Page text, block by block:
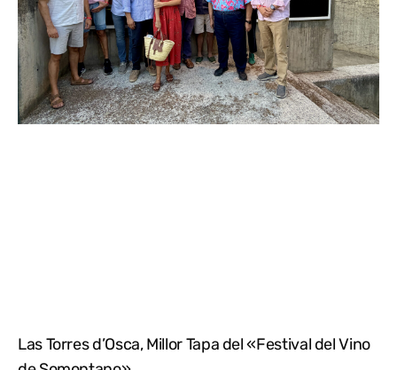
Las Torres d’Osca, Millor Tapa del «Festival del Vino